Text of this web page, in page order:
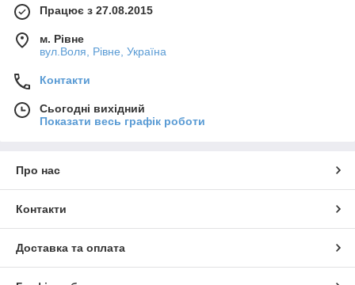
Працює з 27.08.2015
м. Рівне
вул.Воля, Рівне, Україна
Контакти
Сьогодні вихідний
Показати весь графік роботи
Про нас
Контакти
Доставка та оплата